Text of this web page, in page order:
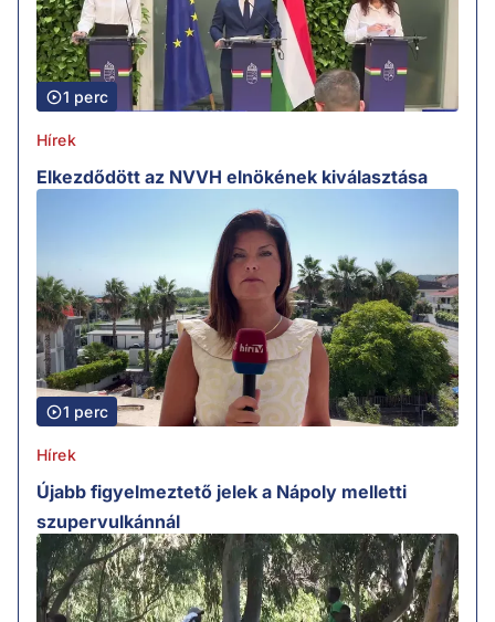
1 perc
Hírek
Elkezdődött az NVVH elnökének kiválasztása
1 perc
Hírek
Újabb figyelmeztető jelek a Nápoly melletti
szupervulkánnál